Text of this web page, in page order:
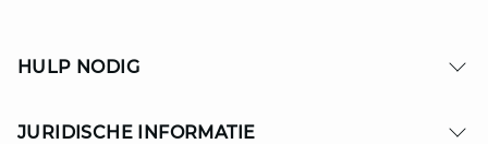
HULP NODIG
JURIDISCHE INFORMATIE